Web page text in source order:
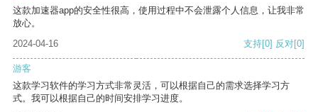
这款加速器app的安全性很高，使用过程中不会泄露个人信息，让我非常
放心。
2024-04-16
支持[0] 反对[0]
游客
这款学习软件的学习方式非常灵活，可以根据自己的需求选择学习方
式。我可以根据自己的时间安排学习进度。